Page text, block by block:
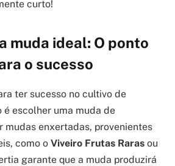
curto!
muda ideal: O ponto
o sucesso
ter sucesso no cultivo de
é escolher uma muda de
mudas enxertadas, provenientes
como o Viveiro Frutas Raras ou
garante que a muda produzirá